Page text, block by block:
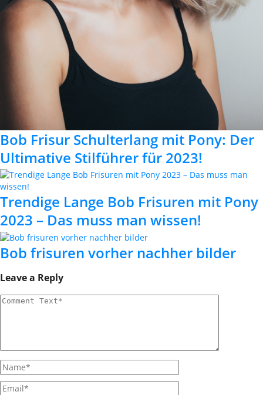
Bob Frisur Schulterlang mit Pony: Der
Ultimative Stilführer für 2023!
Trendige Lange Bob Frisuren mit Pony
2023 – Das muss man wissen!
Bob frisuren vorher nachher bilder
Leave a Reply